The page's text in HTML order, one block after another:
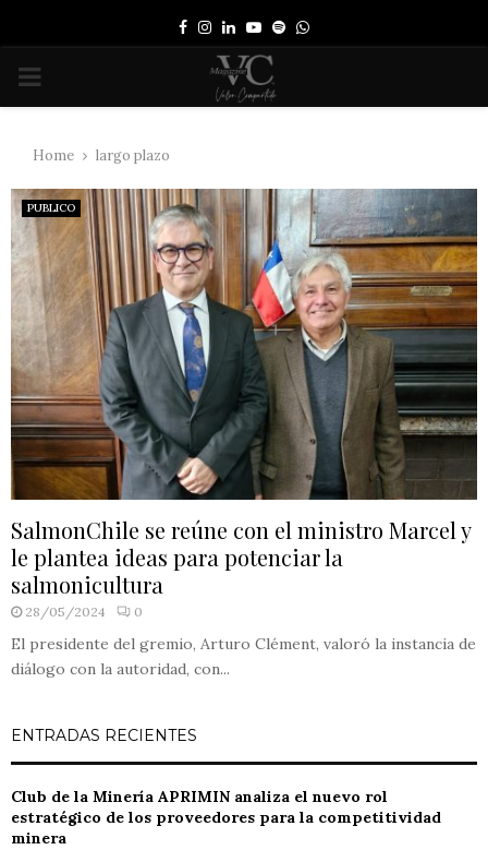
Facebook
Instagram
LinkedinYoutube
SpotifyWhatsapp
PRIMARY
Home largo plazo
PUBLICO
SalmonChile se reúne con el ministro Marcel y
le plantea ideas para potenciar la
salmonicultura
28/05/2024 0
El presidente del gremio, Arturo Clément, valoró la instancia de
diálogo con la autoridad, con...
ENTRADAS RECIENTES
Club de la Minería APRIMIN analiza el nuevo rol
estratégico de los proveedores para la competitividad
minera